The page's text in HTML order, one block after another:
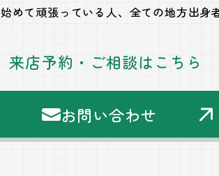
めて頑張っている人、 全ての地方出身
来店予約・ご相談はこちら
お問い合わせ